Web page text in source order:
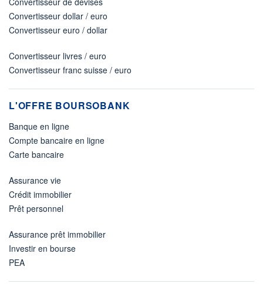
Convertisseur dollar / euro
Convertisseur euro / dollar
Convertisseur livres / euro
Convertisseur franc suisse / euro
L'OFFRE BOURSOBANK
Banque en ligne
Compte bancaire en ligne
Carte bancaire
Assurance vie
Crédit immobilier
Prêt personnel
Assurance prêt immobilier
Investir en bourse
PEA